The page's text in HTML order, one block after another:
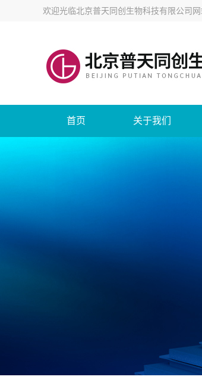
欢迎光临北京普天同创生物科技有限公司
首页 关于我们